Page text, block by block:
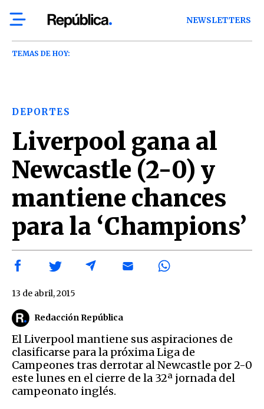
NEWSLETTERS
TEMAS DE HOY:
DEPORTES
Liverpool gana al
Newcastle (2-0) y
mantiene chances
para la ‘Champions’
Redacción República
13 de abril, 2015
El Liverpool mantiene sus aspiraciones de
clasificarse para la próxima Liga de
Campeones tras derrotar al Newcastle por 2-0
este lunes en el cierre de la 32ª jornada del
campeonato inglés.